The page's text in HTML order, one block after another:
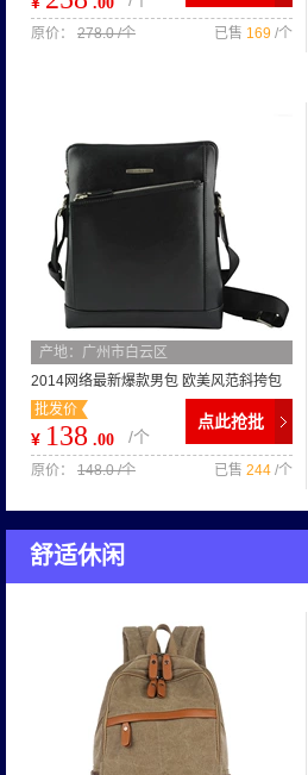
已售 169 /个
原价： 278.0 /个
产地：广州市白云区
2014网络最新爆款男包 欧美风范斜挎包
竖款时尚单肩包 真皮 男包
批发价
¥ 138 .00 /个
点此抢批
已售 244 /个
原价： 148.0 /个
舒适休闲